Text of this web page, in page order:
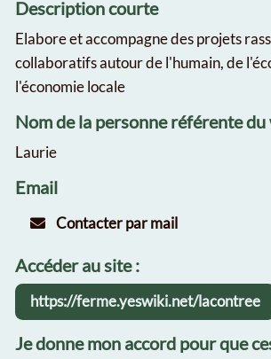
Description courte
Elabore et accompagne des projets
collaboratifs autour de l'humain, de
l'économie locale
Nom de la personne référente
Laurie
Email
Contacter par mail
Accéder au site :
https://ferme.yeswiki.net/lacontree
Je donne mon accord pour que